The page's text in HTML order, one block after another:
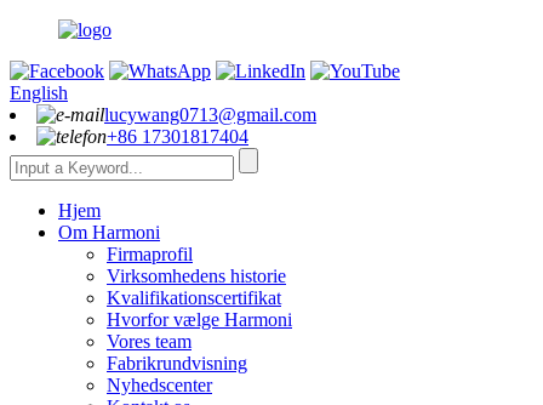
English
lucywang0713@gmail.com
+86 17301817404
Hjem
Om Harmoni
Firmaprofil
Virksomhedens historie
Kvalifikationscertifikat
Hvorfor vælge Harmoni
Vores team
Fabrikrundvisning
Nyhedscenter